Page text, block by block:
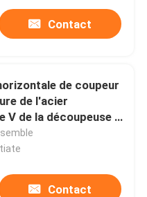
Contact
de coupeur
de l'acier
V de la découpeuse V
Contact